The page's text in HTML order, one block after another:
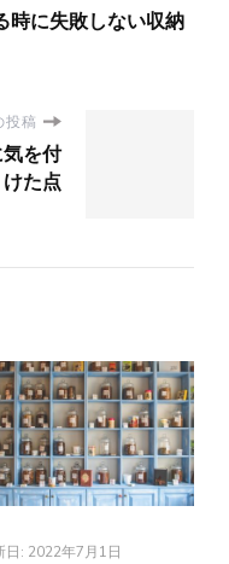
時に失敗しない収納
投稿
を付
けた点
日: 2022年7月1日